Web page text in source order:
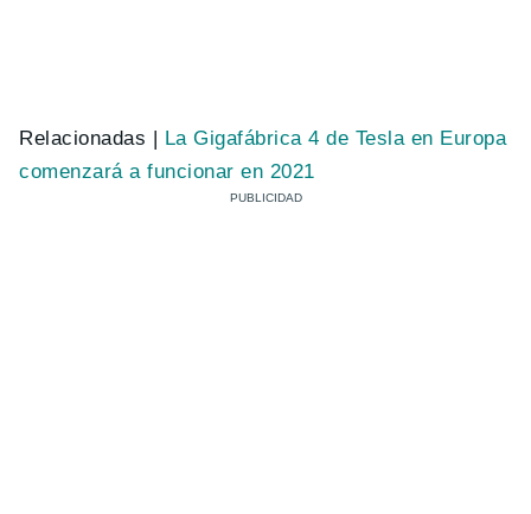
Relacionadas | La Gigafábrica 4 de Tesla en Europa
comenzará a funcionar en 2021